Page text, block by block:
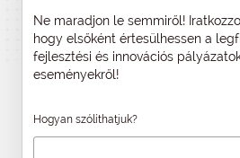
Ne maradjon le semmiről!
hogy elsőként értesülhessen a
fejlesztési és innovációs
eseményekről!
Hogyan szólíthatjuk?